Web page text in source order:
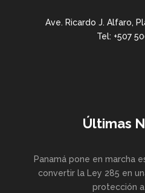
Ave. Ricardo J. Alfaro,
Tel: +507
Últimas
Panamá pone en marcha
convertir la Ley 285 en
protección